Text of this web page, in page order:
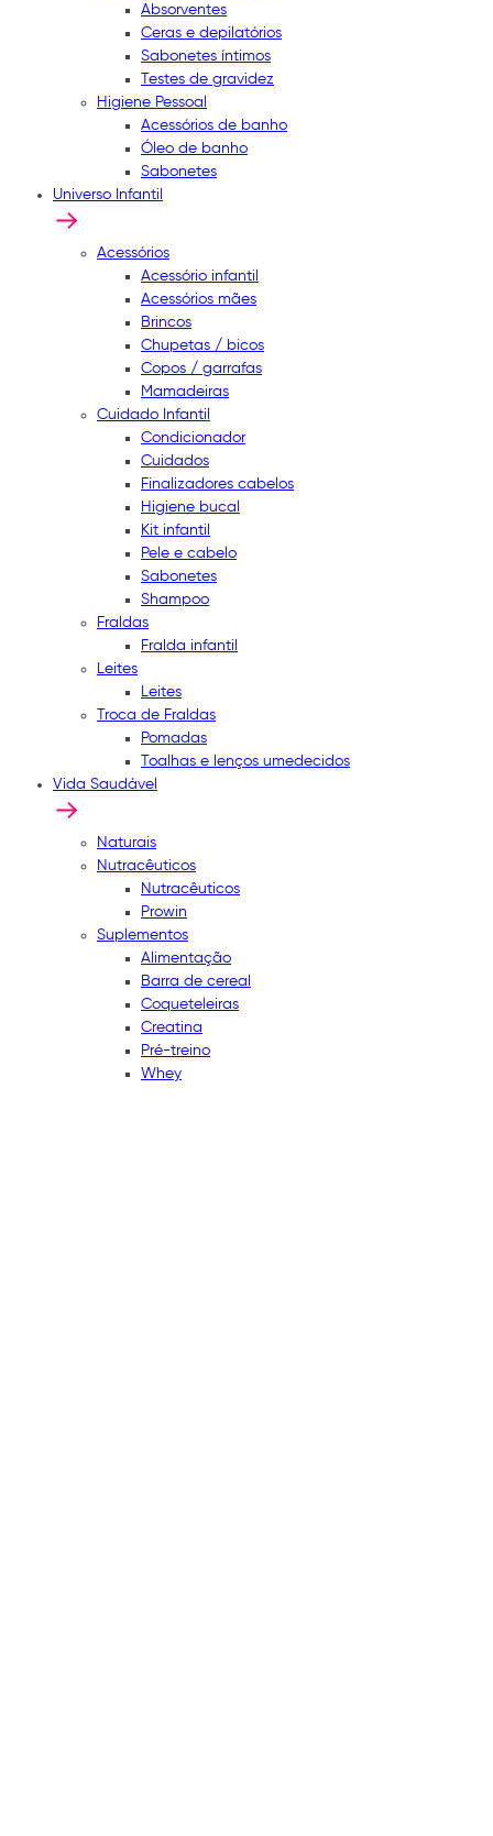
Absorventes
Ceras e depilatórios
Sabonetes íntimos
Testes de gravidez
Higiene Pessoal
Acessórios de banho
Óleo de banho
Sabonetes
Universo Infantil
Acessórios
Acessório infantil
Acessórios mães
Brincos
Chupetas / bicos
Copos / garrafas
Mamadeiras
Cuidado Infantil
Condicionador
Cuidados
Finalizadores cabelos
Higiene bucal
Kit infantil
Pele e cabelo
Sabonetes
Shampoo
Fraldas
Fralda infantil
Leites
Leites
Troca de Fraldas
Pomadas
Toalhas e lenços umedecidos
Vida Saudável
Naturais
Nutracêuticos
Nutracêuticos
Prowin
Suplementos
Alimentação
Barra de cereal
Coqueteleiras
Creatina
Pré-treino
Whey